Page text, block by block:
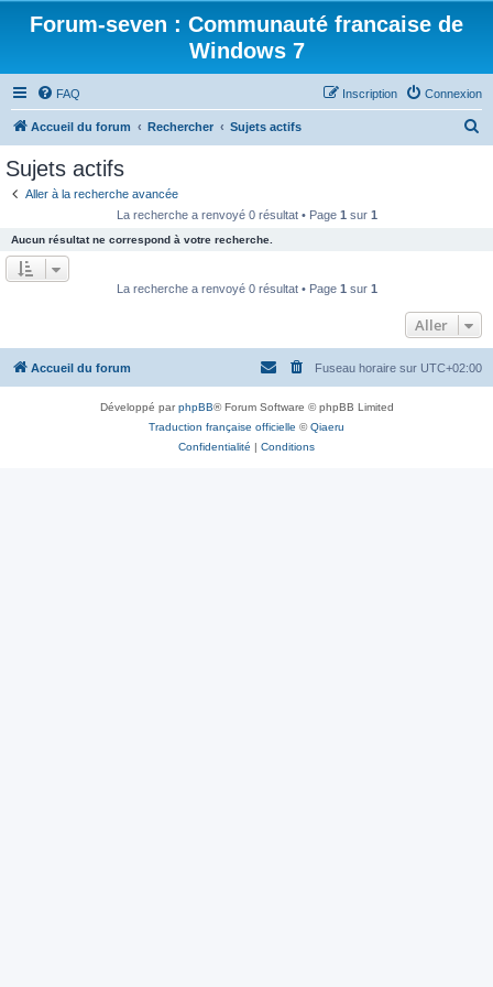
Forum-seven : Communauté francaise de
Windows 7
FAQ Connexion
Inscription
Accueil du forum Rechercher Sujets actifs
e
r
Sujets actifs
Aller à la recherche avancée
La recherche a renvoyé 0 résultat • Page 1 sur 1
Aucun résultat ne correspond à votre recherche.
La recherche a renvoyé 0 résultat • Page 1 sur 1
Aller
Accueil du forum Fuseau horaire sur UTC+02:00
Développé parphpBB® Forum Software © phpBB Limited
Traduction française officielle ©Qiaeru
Confidentialité | Conditions